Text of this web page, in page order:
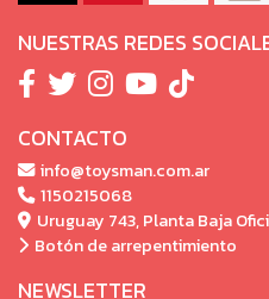
NUESTRAS REDES
CONTACTO
info@toysman.com.ar
1150215068
Uruguay 743, Planta Baja
Botón de arrepentimiento
NEWSLETTER